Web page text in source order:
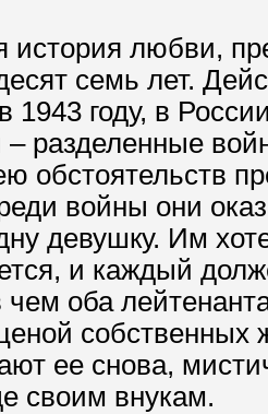
история любви,
семь лет.
1943 году, в
разделенные
обстоятельств
войны они
девушку. Им
и каждый
чем оба
собственных
ее снова,
своим внукам.